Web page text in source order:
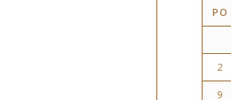
PO
2
9